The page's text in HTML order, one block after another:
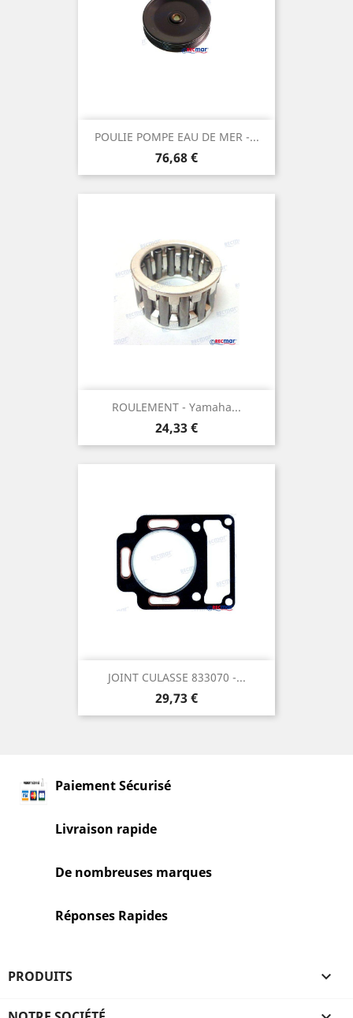
POULIE POMPE EAU DE MER -...
Prix
76,68 €
ROULEMENT - Yamaha...
Prix
24,33 €
JOINT CULASSE 833070 -...
Prix
29,73 €
Paiement Sécurisé
Livraison rapide
De nombreuses marques
Réponses Rapides
PRODUITS 